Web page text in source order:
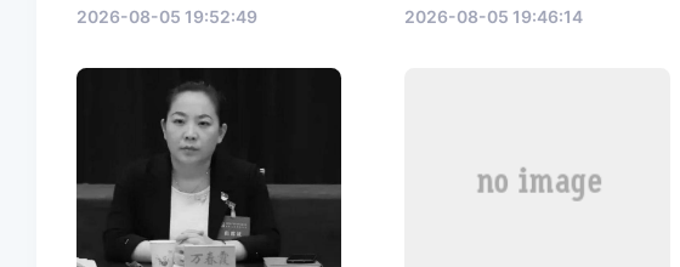
2026-08-05 19:52:49 2026-08-05 19:46:14